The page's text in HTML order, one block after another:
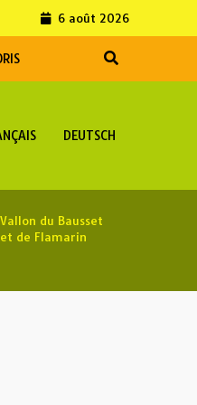
6 août 2026
DEUTSCH
Vallon du Bausset
et de Flamarin